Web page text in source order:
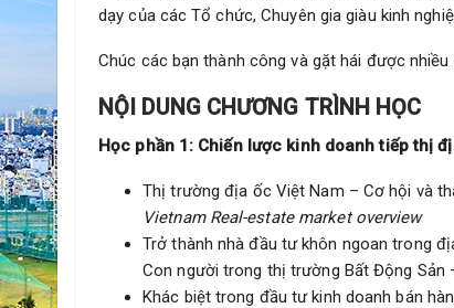
dạy của các Tổ chức, Chuyên gia giàu kinh
Chúc các bạn thành công và gặt hái được
NỘI DUNG CHƯƠNG TRÌNH HỌC
Học phần 1: Chiến lược kinh doanh tiếp thị
Thị trường địa ốc Việt Nam – Cơ hội và
Vietnam Real-estate market overview
Trở thành nhà đầu tư khôn ngoan trong
Con người trong thị trường Bất Động Sản
Khác biệt trong đầu tư kinh doanh bán